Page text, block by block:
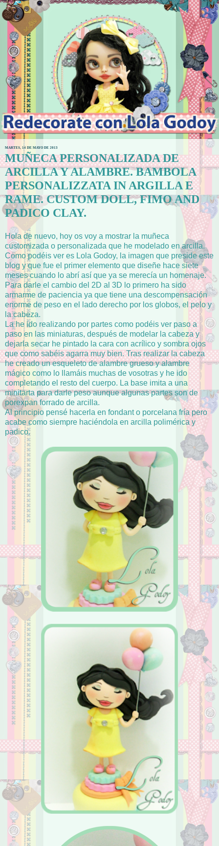
MARTES, 14 DE MAYO DE 2013
MUÑECA PERSONALIZADA DE
ARCILLA Y ALAMBRE. BAMBOLA
PERSONALIZZATA IN ARGILLA E
RAME. CUSTOM DOLL, FIMO AND
PADICO CLAY.
Hola de nuevo, hoy os voy a mostrar la muñeca
customizada o personalizada que he modelado en arcilla.
Como podéis ver es Lola Godoy, la imagen que preside este
blog y que fue el primer elemento que diseñe hace siete
meses cuando lo abrí así que ya se merecía un homenaje.
Para darle el cambio del 2D al 3D lo primero ha sido
armarme de paciencia ya que tiene una descompensación
enorme de peso en el lado derecho por los globos, el pelo y
la cabeza.
La he ido realizando por partes como podéis ver paso a
paso en las miniaturas, después de modelar la cabeza y
dejarla secar he pintado la cara con acrílico y sombra ojos
que como sabéis agarra muy bien. Tras realizar la cabeza
he creado un esqueleto de alambre grueso y alambre
mágico como lo llamáis muchas de vosotras y he ido
completando el resto del cuerpo. La base imita a una
minitarta para darle peso aunque algunas partes son de
porexpan forrado de arcilla.
Al principio pensé hacerla en fondant o porcelana fría pero
acabe como siempre haciéndola en arcilla polimérica y
padico.